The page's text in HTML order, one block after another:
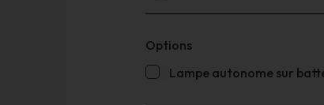
Options
Lampe autonome sur